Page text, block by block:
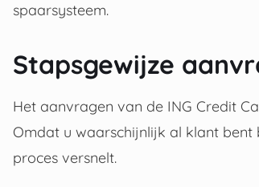
spaarsysteem.
Stapsgewijze
Het aanvragen van de ING Credit
Omdat u waarschijnlijk al klant bent
proces versnelt.